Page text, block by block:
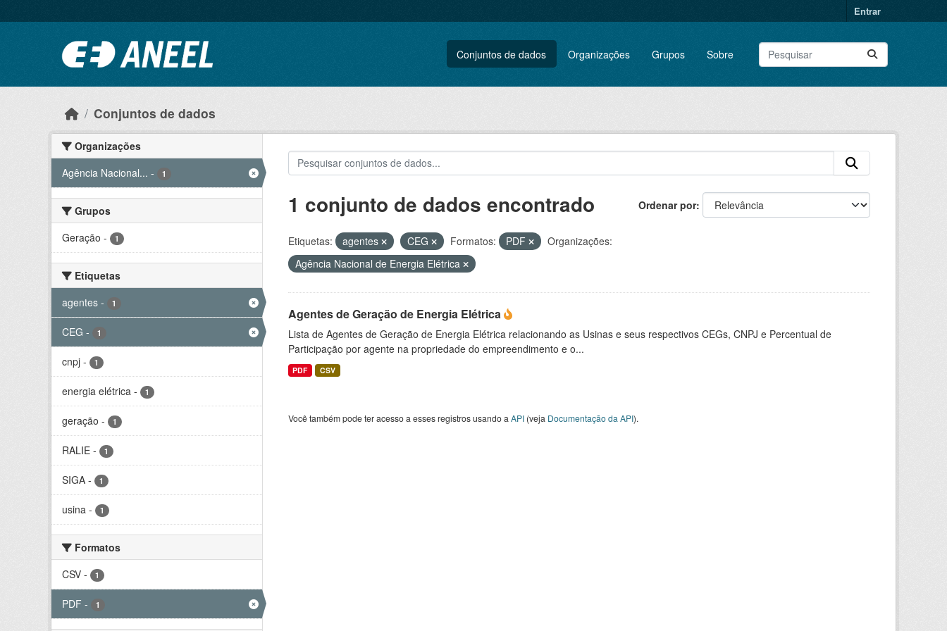
Entrar
Conjuntos de dados Organizações Grupos Sobre
Conjuntos de dados
Organizações
Agência Nacional... - 1
Grupos
Geração - 1
Etiquetas
agentes - 1
CEG - 1
cnpj - 1
energia elétrica - 1
geração - 1
RALIE - 1
SIGA - 1
usina - 1
Formatos
CSV - 1
PDF - 1
Ordenar por
1 conjunto de dados encontrado
Etiquetas: agentes CEG Formatos: PDF
Organizações:
Agência Nacional de Energia Elétrica
Agentes de Geração de Energia Elétrica
Lista de Agentes de Geração de Energia Elétrica relacionando as Usinas e seus respectivos CEGs, CNPJ e Percentual de
Participação por agente na propriedade do empreendimento e o...
PDF CSV
Você também pode ter acesso a esses registros usando a API(veja Documentação da API).